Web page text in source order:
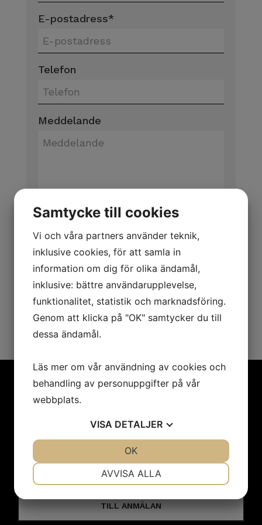
E-postadress*
Telefon
Meddelande
SKICKA
Anmäl dig till vårt
nyhetsbrev!
Registrera dig på vårt nyhetsbrev för att få de
senaste nyheterna.
TILL ANMÄLAN
Samtycke till cookies
Vi och våra partners använder teknik,
inklusive cookies, för att samla in
information om dig för olika ändamål,
inklusive: bättre användarupplevelse,
funktionalitet, statistik och marknadsföring.
Genom att klicka på "OK" samtycker du till
dessa ändamål.
Läs mer om vår användning av cookies och
behandling av personuppgifter på vår
webbplats.
VISA DETALJER
MARKNADSFÖRING STATISTIK
AVVISA ALLA
OK